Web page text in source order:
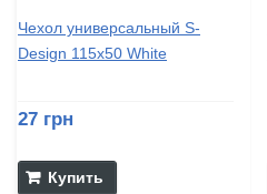
Чехол универсальный S-
Design 115x50 White
27 грн
Купить